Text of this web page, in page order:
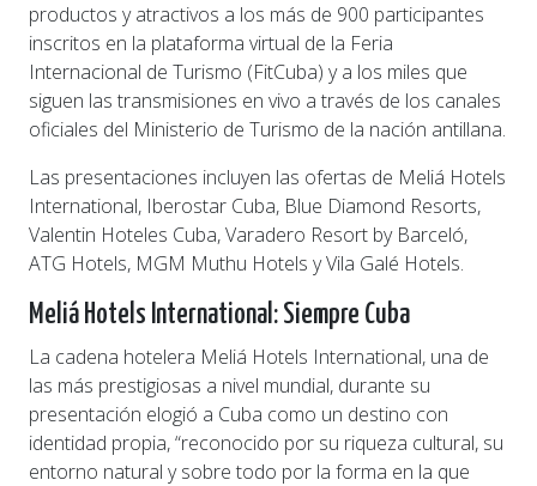
productos y atractivos a los más de 900 participantes
inscritos en la plataforma virtual de la Feria
Internacional de Turismo (FitCuba) y a los miles que
siguen las transmisiones en vivo a través de los canales
oficiales del Ministerio de Turismo de la nación antillana.
Las presentaciones incluyen las ofertas de Meliá Hotels
International, Iberostar Cuba, Blue Diamond Resorts,
Valentin Hoteles Cuba, Varadero Resort by Barceló,
ATG Hotels, MGM Muthu Hotels y Vila Galé Hotels.
Meliá Hotels International: Siempre Cuba
La cadena hotelera Meliá Hotels International, una de
las más prestigiosas a nivel mundial, durante su
presentación elogió a Cuba como un destino con
identidad propia, “reconocido por su riqueza cultural, su
entorno natural y sobre todo por la forma en la que